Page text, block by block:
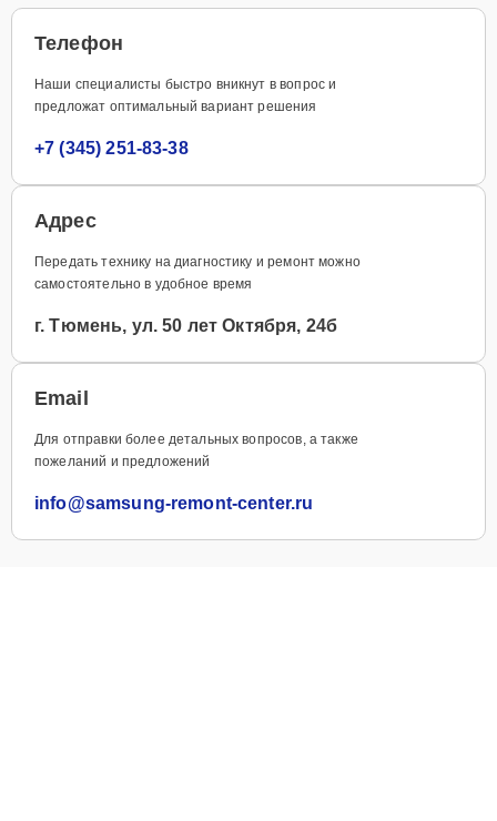
Телефон
Наши специалисты быстро вникнут в вопрос и
предложат оптимальный вариант решения
+7 (345) 251-83-38
Адрес
Передать технику на диагностику и ремонт можно
самостоятельно в удобное время
г. Тюмень, ул. 50 лет Октября, 24б
Email
Для отправки более детальных вопросов, а также
пожеланий и предложений
info@samsung-remont-center.ru